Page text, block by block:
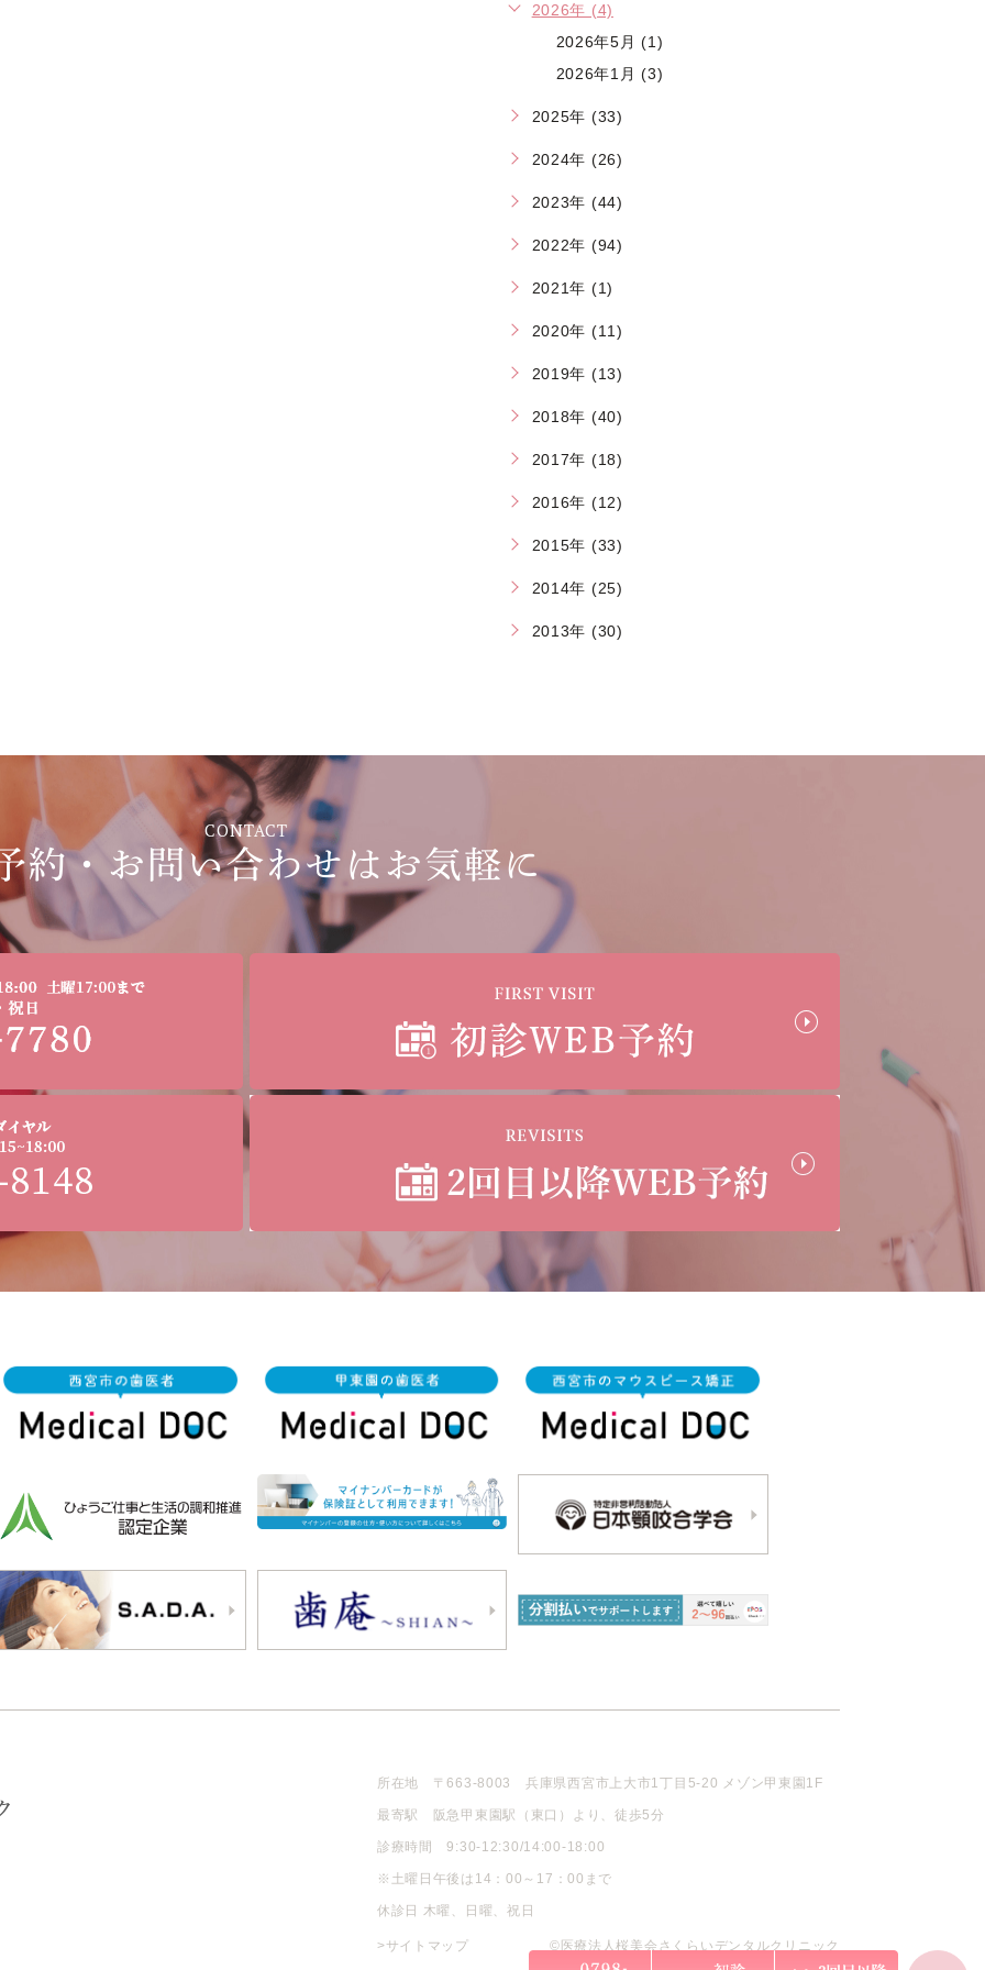
2026年 (4)
2026年5月 (1)
2026年1月 (3)
2025年 (33)
2024年 (26)
2023年 (44)
2022年 (94)
2021年 (1)
2020年 (11)
2019年 (13)
2018年 (40)
2017年 (18)
2016年 (12)
2015年 (33)
2014年 (25)
2013年 (30)
CONTACT
約・お問い合わせは お気軽に
所在地 〒663-8003 兵庫県西宮市上大市1丁目5-20 メゾン甲東園1F
最寄駅 阪急甲東園駅（東口）より、徒歩5分
診療時間 9:30-12:30/14:00-18:00
※土曜日午後は14：00～17：00まで
休診日 木曜、日曜、祝日
>サイトマップ ©医療法人桜美会さくらいデンタルクリニック